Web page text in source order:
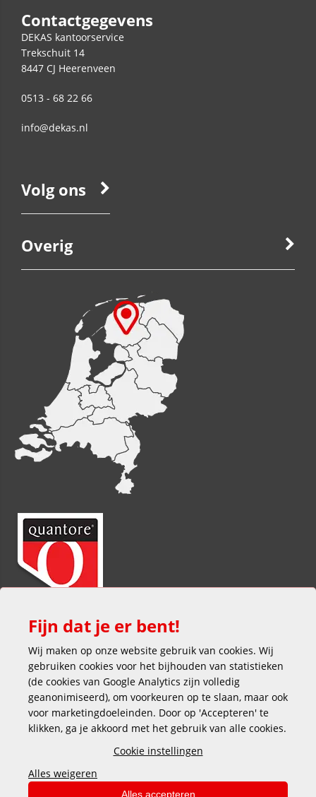
Contactgegevens
DEKAS kantoorservice
Trekschuit 14
8447 CJ Heerenveen
0513 - 68 22 66
info@dekas.nl
Volg ons
Overig
Veilig en gemakkelijk betalen
Fijn dat je er bent!
Wij maken op onze website gebruik van cookies. Wij
gebruiken cookies voor het bijhouden van statistieken
(de cookies van Google Analytics zijn volledig
geanonimiseerd), om voorkeuren op te slaan, maar ook
voor marketingdoeleinden. Door op 'Accepteren' te
klikken, ga je akkoord met het gebruik van alle cookies.
Cookie instellingen
Alles weigeren
Alles accepteren